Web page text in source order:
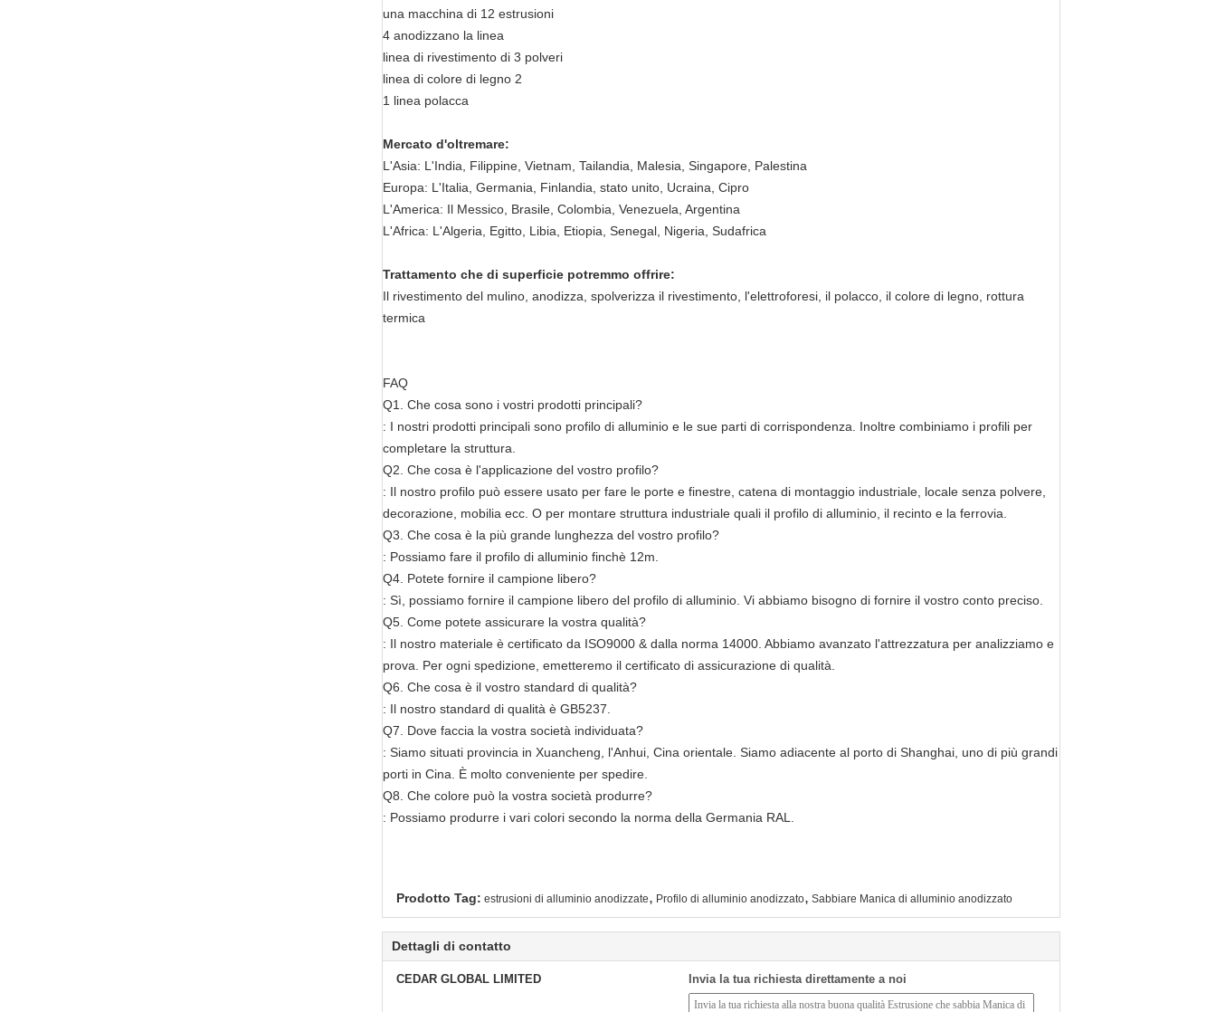
una macchina di 12 estrusioni
4 anodizzano la linea
linea di rivestimento di 3 polveri
linea di colore di legno 2
1 linea polacca
Mercato d'oltremare:
L'Asia: L'India, Filippine, Vietnam, Tailandia, Malesia, Singapore, Palestina
Europa: L'Italia, Germania, Finlandia, stato unito, Ucraina, Cipro
L'America: Il Messico, Brasile, Colombia, Venezuela, Argentina
L'Africa: L'Algeria, Egitto, Libia, Etiopia, Senegal, Nigeria, Sudafrica
Trattamento che di superficie potremmo offrire:
Il rivestimento del mulino, anodizza, spolverizza il rivestimento, l'elettroforesi, il polacco, il colore di legno, rottura
termica
FAQ
Q1. Che cosa sono i vostri prodotti principali?
: I nostri prodotti principali sono profilo di alluminio e le sue parti di corrispondenza. Inoltre combiniamo i profili per
completare la struttura.
Q2. Che cosa è l'applicazione del vostro profilo?
: Il nostro profilo può essere usato per fare le porte e finestre, catena di montaggio industriale, locale senza polvere,
decorazione, mobilia ecc. O per montare struttura industriale quali il profilo di alluminio, il recinto e la ferrovia.
Q3. Che cosa è la più grande lunghezza del vostro profilo?
: Possiamo fare il profilo di alluminio finchè 12m.
Q4. Potete fornire il campione libero?
: Sì, possiamo fornire il campione libero del profilo di alluminio. Vi abbiamo bisogno di fornire il vostro conto preciso.
Q5. Come potete assicurare la vostra qualità?
: Il nostro materiale è certificato da ISO9000 & dalla norma 14000. Abbiamo avanzato l'attrezzatura per analizziamo e
prova. Per ogni spedizione, emetteremo il certificato di assicurazione di qualità.
Q6. Che cosa è il vostro standard di qualità?
: Il nostro standard di qualità è GB5237.
Q7. Dove faccia la vostra società individuata?
: Siamo situati provincia in Xuancheng, l'Anhui, Cina orientale. Siamo adiacente al porto di Shanghai, uno di più grandi
porti in Cina. È molto conveniente per spedire.
Q8. Che colore può la vostra società produrre?
: Possiamo produrre i vari colori secondo la norma della Germania RAL.
Prodotto Tag: estrusioni di alluminio anodizzate, Profilo di alluminio anodizzato, Sabbiare Manica di alluminio anodizzato
Dettagli di contatto
CEDAR GLOBAL LIMITED Invia la tua richiesta direttamente a noi